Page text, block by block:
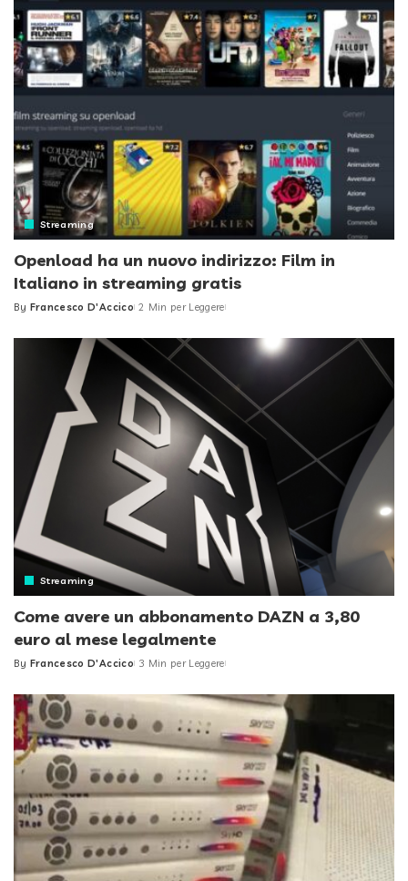
Streaming
Openload ha un nuovo indirizzo: Film in
Italiano in streaming gratis
Posted
By Francesco D'Accico 2 Min per Leggere
Streaming
Come avere un abbonamento DAZN a 3,80
euro al mese legalmente
Posted
By Francesco D'Accico 3 Min per Leggere